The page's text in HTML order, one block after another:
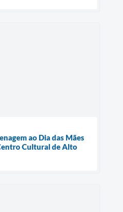
ao Dia das Mães
Cultural de Alto